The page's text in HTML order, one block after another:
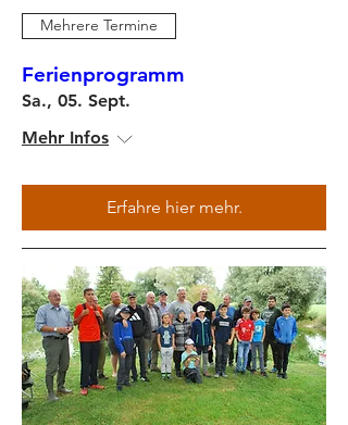
Mehrere Termine
Ferienprogramm
Sa., 05. Sept.
Mehr Infos
Erfahre hier mehr.